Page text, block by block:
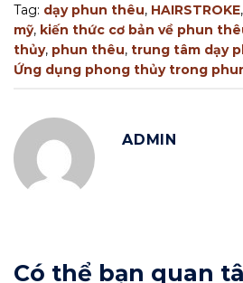
Tag: dạy phun thêu, HAIRSTROKE,
mỹ, kiến thức cơ bản về phun
thủy, phun thêu, trung tâm dạy
Ứng dụng phong thủy trong
ADMIN
Có thể bạn quan